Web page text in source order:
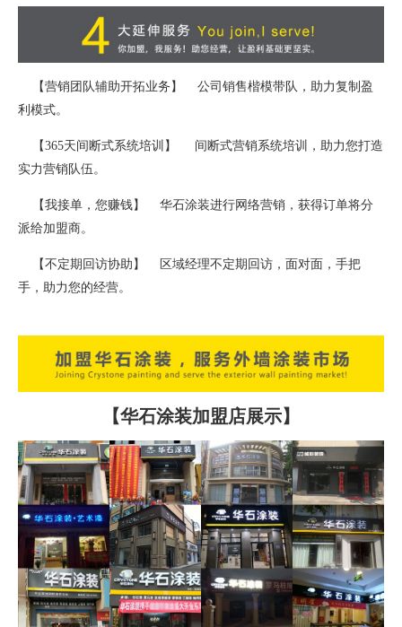
【营销团队辅助开拓业务】 公司销售楷模带队，助力复制盈
利模式。
【365天间断式系统培训】 间断式营销系统培训，助力您打造
实力营销队伍。
【我接单，您赚钱】 华石涂装进行网络营销，获得订单将分
派给加盟商。
【不定期回访协助】 区域经理不定期回访，面对面，手把
手，助力您的经营。
【华石涂装加盟店展示】